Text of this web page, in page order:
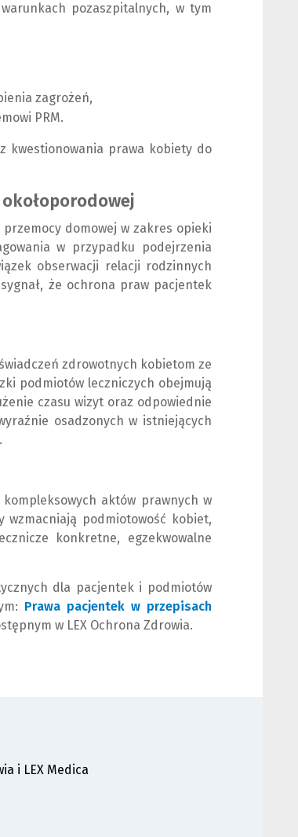
pozaszpitalnych, w tym
zagrożeń,
PRM.
kwestionowania prawa kobiety do
domowej w zakres opieki
w przypadku podejrzenia
obserwacji relacji rodzinnych
że ochrona praw pacjentek
zdrowotnych kobietom ze
podmiotów leczniczych obejmują
czasu wizyt oraz odpowiednie
osadzonych w istniejących
aktów prawnych w
podmiotowość kobiet,
konkretne, egzekwowalne
dla pacjentek i podmiotów
Prawa pacjentek w przepisach
w LEX Ochrona Zdrowia.
i LEX Medica